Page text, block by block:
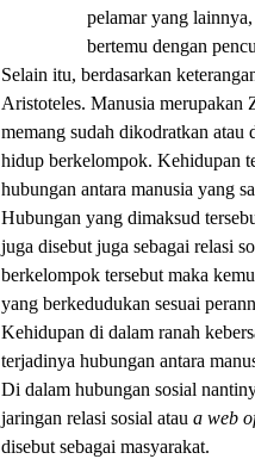
pelamar yang
bertemu dengan
Selain itu, berdasarkan
Aristoteles. Manusia merupakan
memang sudah dikodratkan atau
hidup berkelompok. Kehidupan
hubungan antara manusia yang
Hubungan yang dimaksud
juga disebut juga sebagai relasi
berkelompok tersebut maka
yang berkedudukan sesuai
Kehidupan di dalam ranah
terjadinya hubungan antara
Di dalam hubungan sosial
jaringan relasi sosial atau a web
disebut sebagai masyarakat.